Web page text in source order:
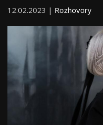
12.02.2023 | Rozhovory